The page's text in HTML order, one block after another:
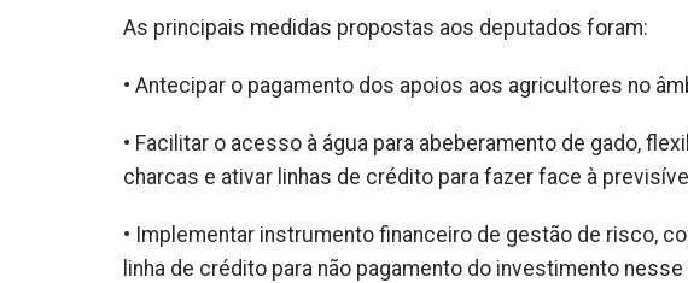
As principais medidas propostas aos deputados foram:
• Antecipar o pagamento dos apoios aos agricultores no
• Facilitar o acesso à água para abeberamento de gado,
charcas e ativar linhas de crédito para fazer face à
• Implementar instrumento financeiro de gestão de risco,
linha de crédito para não pagamento do investimento